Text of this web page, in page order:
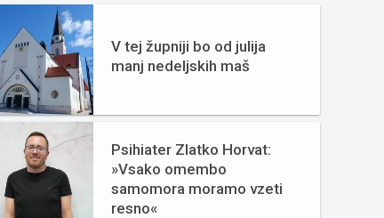
V tej župniji bo od julija
manj nedeljskih maš
Psihiater Zlatko Horvat:
»Vsako omembo
samomora moramo vzeti
resno«